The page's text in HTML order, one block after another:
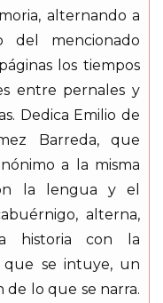
alternando a
del mencionado
los tiempos
entre pernales y
Dedica Emilio de
Barreda, que
a la misma
la lengua y el
alterna,
historia con la
que se intuye, un
de lo que se narra.